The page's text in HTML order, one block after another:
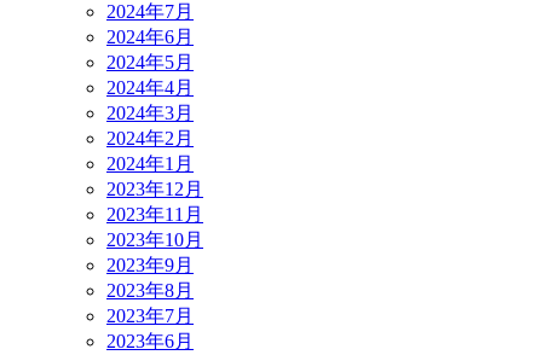
2024年7月
2024年6月
2024年5月
2024年4月
2024年3月
2024年2月
2024年1月
2023年12月
2023年11月
2023年10月
2023年9月
2023年8月
2023年7月
2023年6月